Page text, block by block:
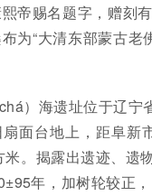
帝赐名题字，赠刻
为“大清东部蒙古
）海遗址位于辽宁
面台地上，距阜新
米。揭露出遗迹、遗
年，加树轮较正